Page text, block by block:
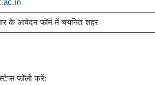
के आवेदन फॉर्म में चयनित शहर
फॉलो करें: